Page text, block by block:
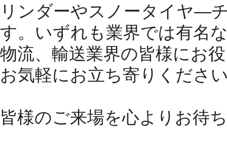
リンダーやスノータイヤ―
す。いずれも業界では有名
物流、輸送業界の皆様にお
お気軽にお立ち寄りくださ
皆様のご来場を心よりお待